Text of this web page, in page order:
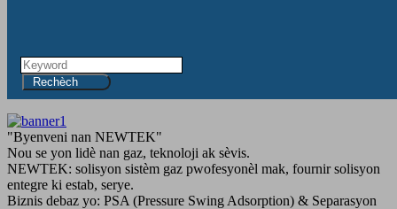
Rechèch
"Byenveni nan NEWTEK"
Nou se yon lidè nan gaz, teknoloji ak sèvis.
NEWTEK: solisyon sistèm gaz pwofesyonèl mak, fournir solisyon
entegre ki estab, serye.
Biznis debaz yo: PSA (Pressure Swing Adsorption) & Separasyon